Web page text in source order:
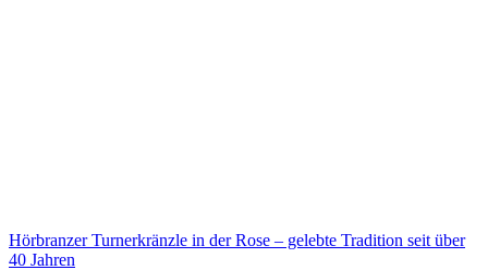
Hörbranzer Turnerkränzle in der Rose – gelebte Tradition seit über
40 Jahren